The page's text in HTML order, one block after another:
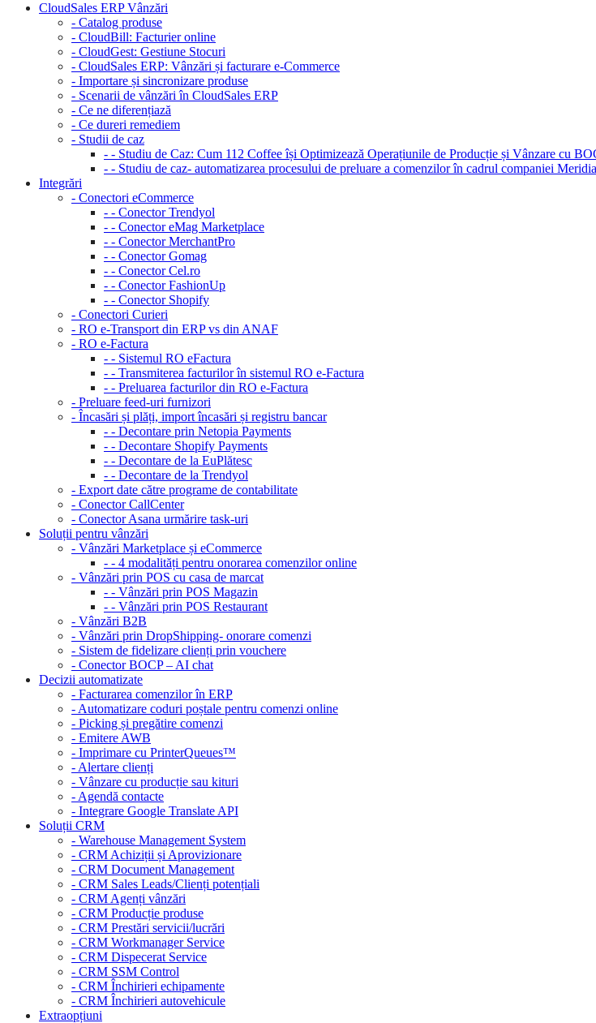
CloudSales ERP Vânzări
- Catalog produse
- CloudBill: Facturier online
- CloudGest: Gestiune Stocuri
- CloudSales ERP: Vânzări și facturare e-Commerce
- Importare și sincronizare produse
- Scenarii de vânzări în CloudSales ERP
- Ce ne diferențiază
- Ce dureri remediem
- Studii de caz
- - Studiu de Caz: Cum 112 Coffee își Optimizează Operațiunile de Producție și Vânzare cu
- - Studiu de caz- automatizarea procesului de preluare a comenzilor în cadrul companiei
Integrări
- Conectori eCommerce
- - Conector Trendyol
- - Conector eMag Marketplace
- - Conector MerchantPro
- - Conector Gomag
- - Conector Cel.ro
- - Conector FashionUp
- - Conector Shopify
- Conectori Curieri
- RO e-Transport din ERP vs din ANAF
- RO e-Factura
- - Sistemul RO eFactura
- - Transmiterea facturilor în sistemul RO e-Factura
- - Preluarea facturilor din RO e-Factura
- Preluare feed-uri furnizori
- Încasări și plăți, import încasări și registru bancar
- - Decontare prin Netopia Payments
- - Decontare Shopify Payments
- - Decontare de la EuPlătesc
- - Decontare de la Trendyol
- Export date către programe de contabilitate
- Conector CallCenter
- Conector Asana urmărire task-uri
Soluții pentru vânzări
- Vânzări Marketplace și eCommerce
- - 4 modalități pentru onorarea comenzilor online
- Vânzări prin POS cu casa de marcat
- - Vânzări prin POS Magazin
- - Vânzări prin POS Restaurant
- Vânzări B2B
- Vânzări prin DropShipping- onorare comenzi
- Sistem de fidelizare clienți prin vouchere
- Conector BOCP – AI chat
Decizii automatizate
- Facturarea comenzilor în ERP
- Automatizare coduri poștale pentru comenzi online
- Picking și pregătire comenzi
- Emitere AWB
- Imprimare cu PrinterQueues™
- Alertare clienți
- Vânzare cu producție sau kituri
- Agendă contacte
- Integrare Google Translate API
Soluții CRM
- Warehouse Management System
- CRM Achiziții și Aprovizionare
- CRM Document Management
- CRM Sales Leads/Clienți potențiali
- CRM Agenți vânzări
- CRM Producție produse
- CRM Prestări servicii/lucrări
- CRM Workmanager Service
- CRM Dispecerat Service
- CRM SSM Control
- CRM Închirieri echipamente
- CRM Închirieri autovehicule
Extraopțiuni